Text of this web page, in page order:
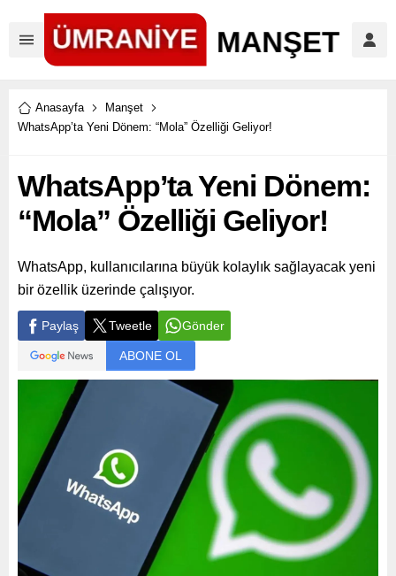
Anasayfa
Manşet
WhatsApp’ta Yeni Dönem: “Mola” Özelliği Geliyor!
WhatsApp’ta Yeni Dönem:
“Mola” Özelliği Geliyor!
WhatsApp, kullanıcılarına büyük kolaylık sağlayacak yeni
bir özellik üzerinde çalışıyor.
Paylaş Tweetle Gönder
ABONE OL